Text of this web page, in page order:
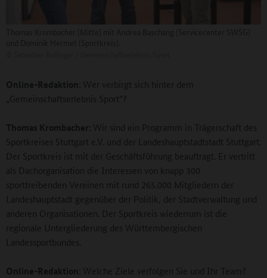
Online-Redaktion: Wer verbirgt sich hinter dem
„Gemeinschaftserlebnis Sport“?
Thomas Krombacher: Wir sind ein Programm in Trägerschaft des
Sportkreises Stuttgart e.V. und der Landeshauptstadtstadt Stuttgart.
Der Sportkreis ist mit der Geschäftsführung beauftragt. Er vertritt
als Dachorganisation die Interessen von knapp 300
sporttreibenden Vereinen mit rund 265.000 Mitgliedern der
Landeshauptstadt gegenüber der Politik, der Stadtverwaltung und
anderen Organisationen. Der Sportkreis wiederrum ist die
regionale Untergliederung des Württembergischen
Landessportbundes.
Online-Redaktion: Welche Ziele verfolgen Sie und Ihr Team?